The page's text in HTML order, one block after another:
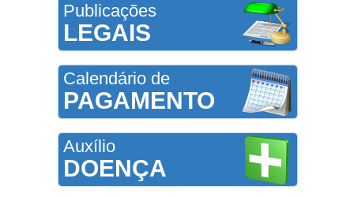
Publicações
LEGAIS
Calendário de
PAGAMENTO
Auxílio
DOENÇA